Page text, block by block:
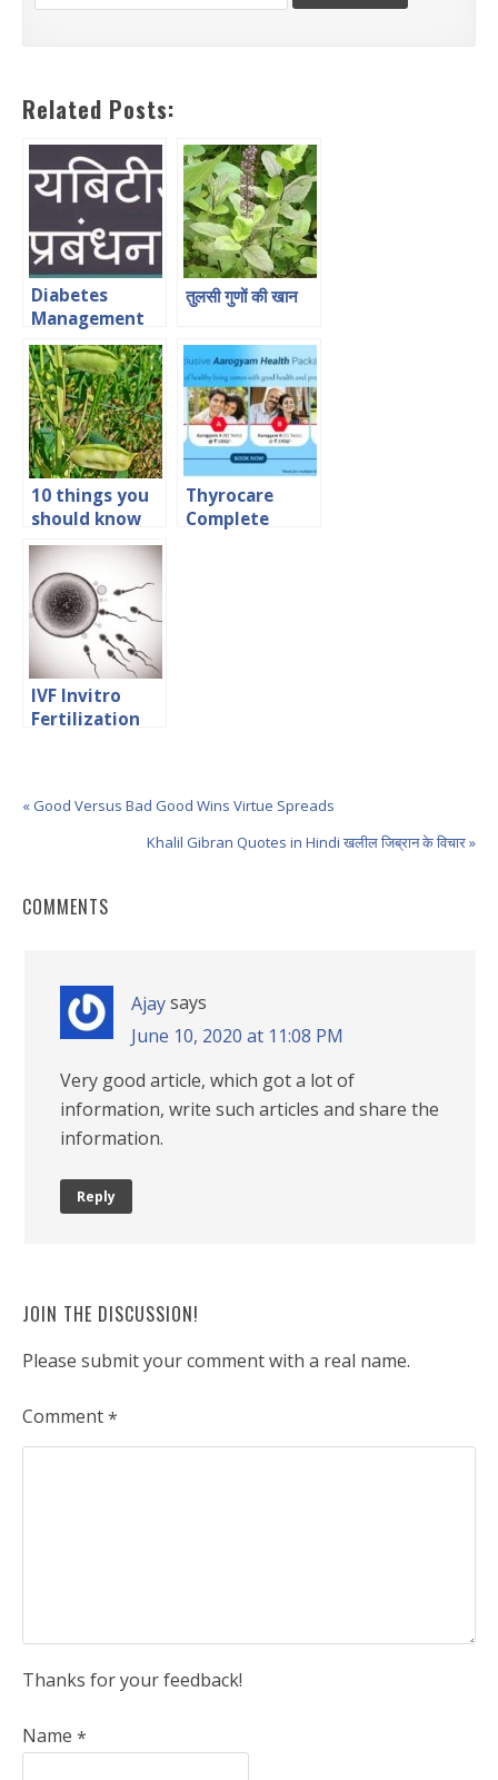
Related Posts:
Diabetes
Management
in Hindi डायबिटीज
का प्रबंधन
तुलसी गुणों की खान
10 things you
should know
about Khesari
Dal- Hindi
Article
Thyrocare
Complete
IVF Invitro
Fertilization
« Good Versus Bad Good Wins Virtue Spreads
Khalil Gibran Quotes in Hindi खलील जिब्रान के विचार »
COMMENTS
Ajaysays
June 10, 2020 at 11:08 PM
Very good article, which got a lot of
information, write such articles and share the
information.
Reply
JOIN THE DISCUSSION!
Please submit your comment with a real name.
Comment*
Thanks for your feedback!
Name *